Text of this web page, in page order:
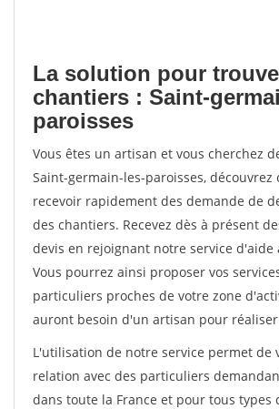
La solution pour
chantiers : Saint-
paroisses
Vous êtes un artisan et vous cherchez
Saint-germain-les-paroisses, découvrez
recevoir rapidement des demande de
des chantiers. Recevez dès à présent
devis en rejoignant notre service d'aide
Vous pourrez ainsi proposer vos
particuliers proches de votre zone
auront besoin d'un artisan pour
L'utilisation de notre service permet de
relation avec des particuliers
dans toute la France et pour tous types